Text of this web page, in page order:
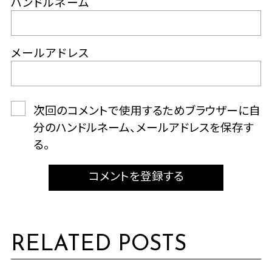
メールアドレス
次回のコメントで使用するためブラウザーに自
分のハンドルネーム、メールアドレスを保存す
る。
コメントを登録する
RELATED POSTS